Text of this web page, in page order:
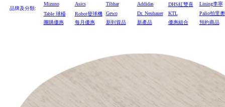
品牌及分類:
Mizuno
Asics Tibhar Addidas DHS紅雙喜
Lining李寧
Table 球檯 Robot發球機 Gewo Dr. Neubauer KTL
Palio拍里奧
團購優惠
每月優惠 新到貨品 新產品 優惠組合 預約商品